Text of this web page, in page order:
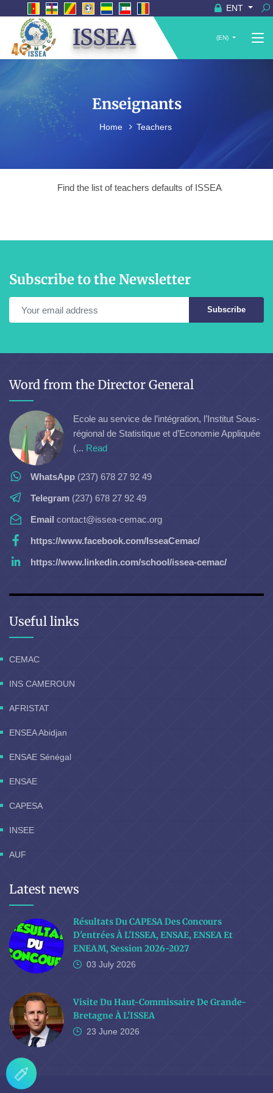
ENT
ISSEA (EN)
Enseignants
Home Teachers
Find the list of teachers defaults of ISSEA
Subscribe to the Newsletter
Subscribe
Word from the Director General
Ecole au service de l’intégration, l’Institut Sous-
régional de Statistique et d’Economie Appliquée
(... Read
WhatsApp (237) 678 27 92 49
Telegram (237) 678 27 92 49
Email contact@issea-cemac.org
https://www.facebook.com/IsseaCemac/
https://www.linkedin.com/school/issea-cemac/
Useful links
CEMAC
INS CAMEROUN
AFRISTAT
ENSEA Abidjan
ENSAE Sénégal
ENSAE
CAPESA
INSEE
AUF
Latest news
Résultats Du CAPESA Des Concours
D'entrées À L'ISSEA, ENSAE, ENSEA Et
ENEAM, Session 2026-2027
03 July 2026
Visite Du Haut-Commissaire De Grande-
Bretagne À L'ISSEA
23 June 2026